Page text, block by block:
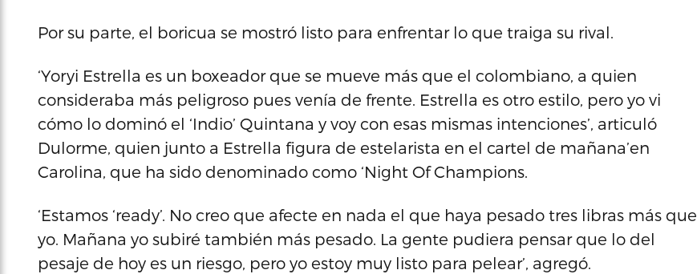
Por su parte, el boricua se mostró listo para enfrentar lo que traiga su rival.
‘Yoryi Estrella es un boxeador que se mueve más que el colombiano, a quien
consideraba más peligroso pues venía de frente. Estrella es otro estilo, pero yo vi
cómo lo dominó el ‘Indio’ Quintana y voy con esas mismas intenciones’, articuló
Dulorme, quien junto a Estrella figura de estelarista en el cartel de mañana’en
Carolina, que ha sido denominado como ‘Night Of Champions.
‘Estamos ‘ready’. No creo que afecte en nada el que haya pesado tres libras más que
yo. Mañana yo subiré también más pesado. La gente pudiera pensar que lo del
pesaje de hoy es un riesgo, pero yo estoy muy listo para pelear’, agregó.